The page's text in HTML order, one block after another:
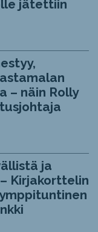
jätettiin
– näin Rolly
ja
Kirjakorttelin